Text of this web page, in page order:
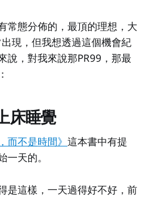
常態分佈的，最頂的理想，大
現，但我想透過這個機會紀
說，對我來說那PR99，那最
床睡覺
而不是時間》 這本書中有提
天的。
是這樣，一天過得好不好，前